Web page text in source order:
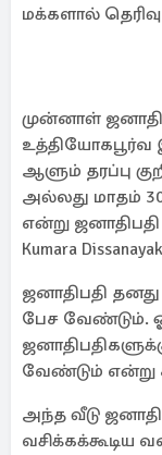
மக்களால்
முன்னாள்
ஆளும் தரப்பு
அல்லது மாதம்
என்று ஜனாதிபதி
Kumara
ஜனாதிபதி
பேச வேண்டும்.
வேண்டும் என்று
அந்த வீடு